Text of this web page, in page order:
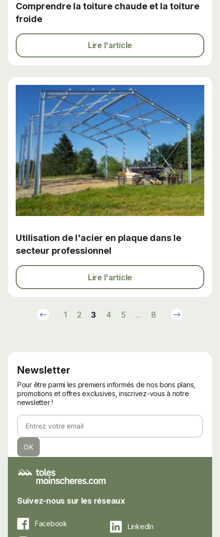
Comprendre la toiture chaude et la toiture
froide
Lire l'article
Utilisation de l'acier en plaque dans le
secteur professionnel
Lire l'article
Précédent
1 2 3 4 5 … 8 Suivant
Suivez-nous sur les réseaux
Facebook
LinkedIn
Newsletter
Pour être parmi les premiers informés de nos bons plans,
promotions et offres exclusives, inscrivez-vous à notre
newsletter !